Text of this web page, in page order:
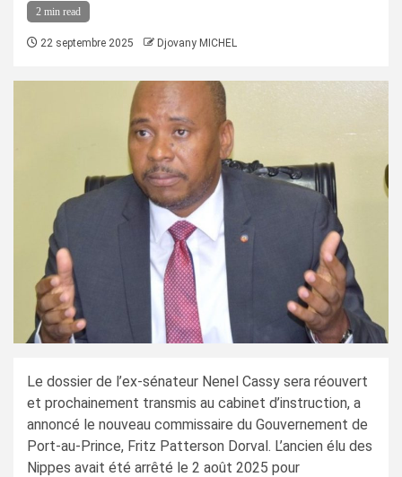
2 min read
22 septembre 2025 Djovany MICHEL
Le dossier de l’ex-sénateur Nenel Cassy sera réouvert
et prochainement transmis au cabinet d’instruction, a
annoncé le nouveau commissaire du Gouvernement de
Port-au-Prince, Fritz Patterson Dorval. L’ancien élu des
Nippes avait été arrêté le 2 août 2025 pour